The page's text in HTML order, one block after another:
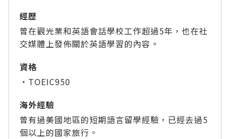
經歴
曾在觀光業和英語會話學校工作超過5年，也在社
交媒體上發佈關於英語學習的內容。
資格
・TOEIC950
海外經驗
曾有過美國地區的短期語言留學經驗，已經去過5
個以上的國家旅行。